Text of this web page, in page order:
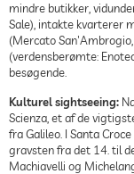
mindre butikker,
Sale), intakte kvarterer
(Mercato
(verdensberømte:
besøgende.
Kulturel sightseeing:
Scienza, et af de
fra Galileo. I Santa
gravsten fra det 14. til
Machiavelli og